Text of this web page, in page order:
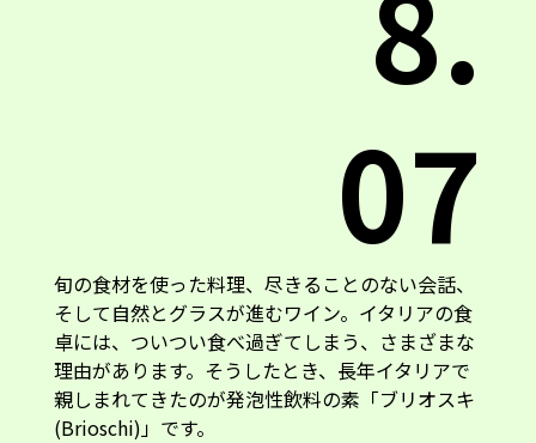
07
旬の食材を使った料理、尽きることのない会話、
そして自然とグラスが進むワイン。イタリアの食
卓には、ついつい食べ過ぎてしまう、さまざまな
理由があります。そうしたとき、長年イタリアで
親しまれてきたのが発泡性飲料の素「ブリオスキ
(Brioschi)」です。